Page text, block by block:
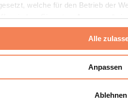
welche für den Betrieb der
indem Sie unter „Anpassen“
die Verarbeitung Ihrer Daten
Datenschutzerklärung
Alle
Anpassen
Ablehnen